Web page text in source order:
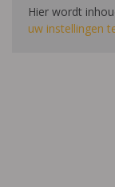
Hier wordt
uw instellingen